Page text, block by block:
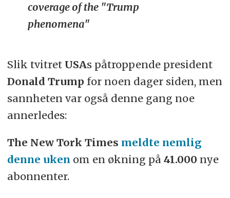
coverage of the "Trump
phenomena"
Slik tvitret USAs påtroppende president
Donald Trump for noen dager siden, men
sannheten var også denne gang noe
annerledes:
The New Tork Times meldte nemlig
denne uken om en økning på 41.000 nye
abonnenter.